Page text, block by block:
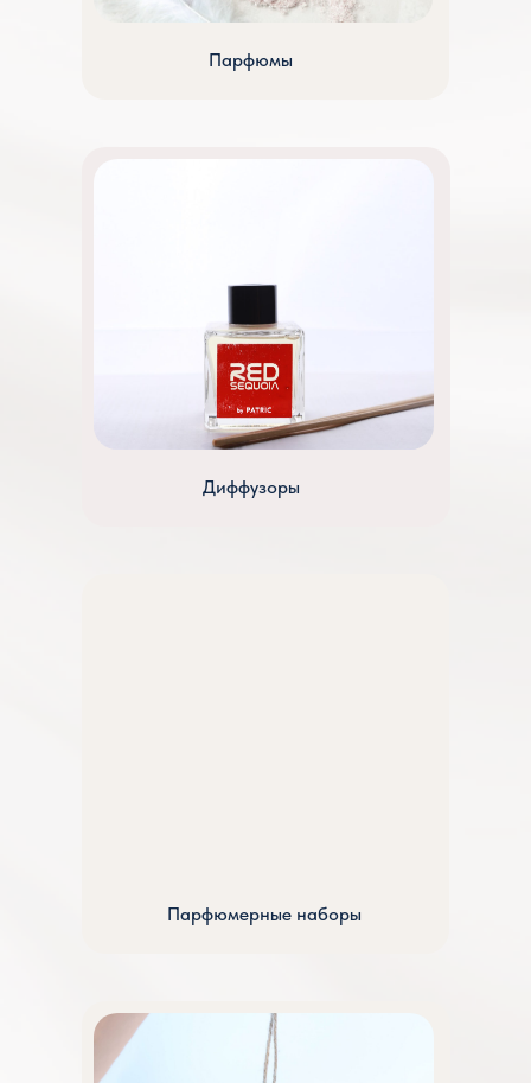
Диффузоры
Парфюмерные наборы
Парфюмы